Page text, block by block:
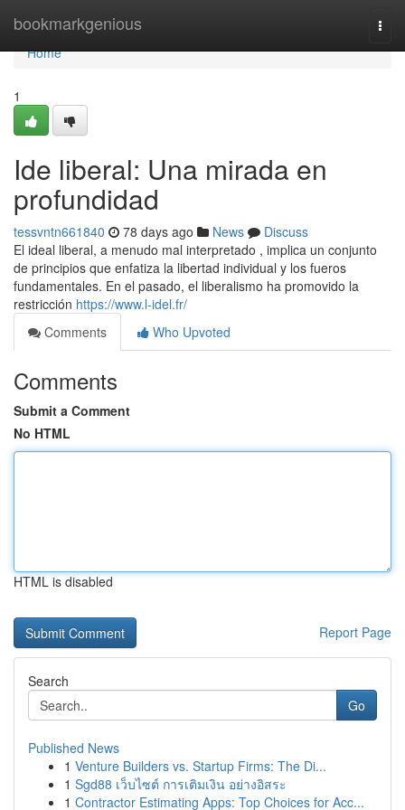
bookmarkgenious
Home
Home
1
Ide liberal: Una mirada en
profundidad
tessvntn661840 78 days ago News
Discuss
El ideal liberal, a menudo mal interpretado , implica un conjunto
de principios que enfatiza la libertad individual y los fueros
fundamentales. En el pasado, el liberalismo ha promovido la
restricción https://www.l-idel.fr/
Comments
Who Upvoted
Comments
Submit a Comment
No HTML
HTML is disabled
Report Page
Search
Go
Published News
1 Venture Builders vs. Startup Firms: The Di...
1 Sgd88 เว็บไซต์ การเติมเงิน อย่างอิสระ
1 Contractor Estimating Apps: Top Choices for Acc...